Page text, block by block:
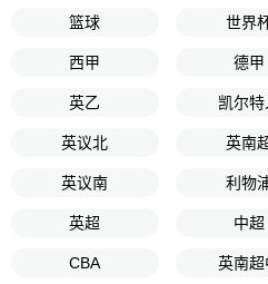
篮球 世界
西甲 德甲
英乙 凯尔特
英议北 英南
英议南 利物
英超 中超
CBA 英南超